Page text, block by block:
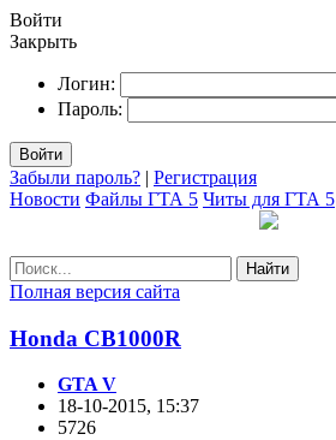
Войти
Закрыть
Логин:
Пароль:
Войти
Забыли пароль? | Регистрация
Новости Файлы ГТА 5 Читы для ГТА 5
Найти
Полная версия сайта
Honda CB1000R
GTA V
18-10-2015, 15:37
5726